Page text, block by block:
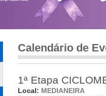
Calendário de
1ª Etapa
Local: MEDIANEIRA